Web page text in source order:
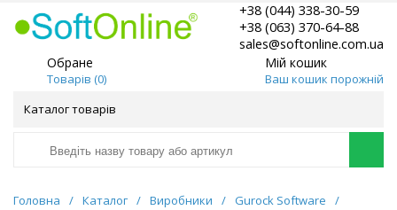
+38 (044) 338-30-59
+38 (063) 370-64-88
sales@softonline.com.ua
Обране
Товарів (0)
Мій кошик
Ваш кошик порожній
Каталог товарів
Головна / Каталог / Виробники / Gurock Software
/